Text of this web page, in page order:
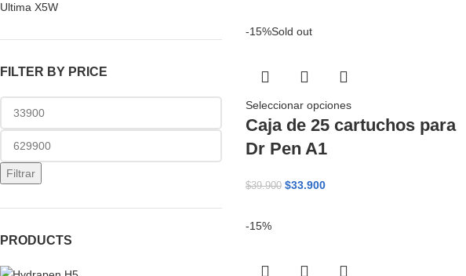
Ultima X5W
FILTER BY PRICE
Filtrar
PRODUCTS
-15%Sold out
Seleccionar opciones
Caja de 25 cartuchos para
Dr Pen A1
$39.900 $33.900
-15%